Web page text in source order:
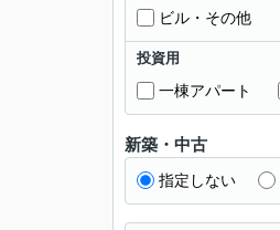
ビル・その他
投資用
一棟アパート
新築・中古
指定しない